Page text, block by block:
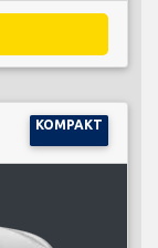
KOMPAKT